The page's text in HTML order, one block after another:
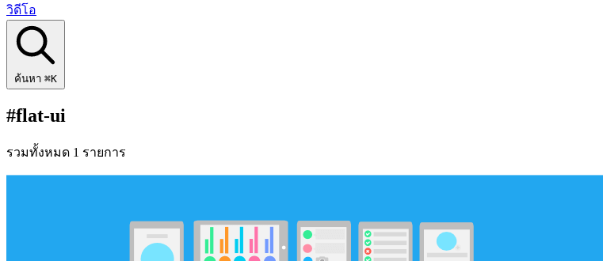
วิดีโอ
ค้นหา ⌘K
#flat-ui
รวมทั้งหมด 1 รายการ